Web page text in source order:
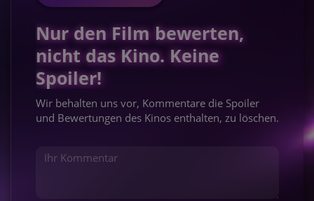
Nur den Film bewerten,
nicht das Kino. Keine
Spoiler!
Wir behalten uns vor, Kommentare die Spoiler
und Bewertungen des Kinos enthalten, zu löschen.